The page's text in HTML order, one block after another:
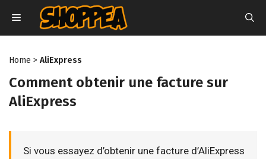
contenu
MENU
Home > AliExpress
Comment obtenir une facture sur
AliExpress
Si vous essayez d’obtenir une facture d’AliExpress